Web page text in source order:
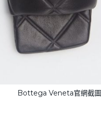
Bottega Veneta官網截圖